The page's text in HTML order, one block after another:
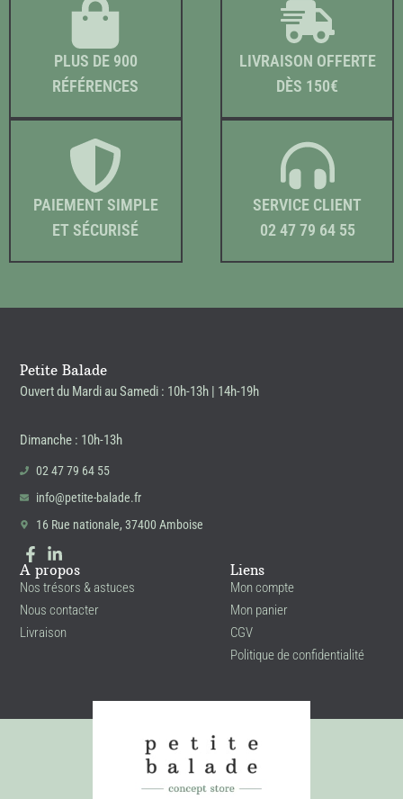
PLUS DE 900
RÉFÉRENCES
LIVRAISON OFFERTE
DÈS 150€
PAIEMENT SIMPLE
ET SÉCURISÉ
SERVICE CLIENT
02 47 79 64 55
Petite Balade
Ouvert du Mardi au Samedi : 10h-13h | 14h-19h
Dimanche : 10h-13h
02 47 79 64 55
info@petite-balade.fr
16 Rue nationale, 37400 Amboise
A propos
Nos trésors & astuces
Nous contacter
Livraison
Liens
Mon compte
Mon panier
CGV
Politique de confidentialité